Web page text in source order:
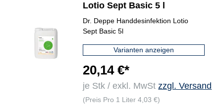
Lotio Sept Basic 5 l
Dr. Deppe Handdesinfektion Lotio
Sept Basic 5l
Varianten anzeigen
20,14 €*
je Stk / exkl. MwStzzgl. Versand
(Preis Pro 1 Liter 4,03 €)